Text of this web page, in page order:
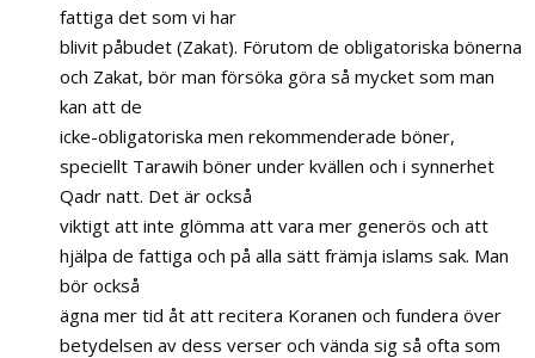
fattiga det som vi har
blivit påbudet (Zakat). Förutom de obligatoriska bönerna
och Zakat, bör man försöka göra så mycket som man
kan att de
icke-obligatoriska men rekommenderade böner,
speciellt Tarawih böner under kvällen och i synnerhet
Qadr natt. Det är också
viktigt att inte glömma att vara mer generös och att
hjälpa de fattiga och på alla sätt främja islams sak. Man
bör också
ägna mer tid åt att recitera Koranen och fundera över
betydelsen av dess verser och vända sig så ofta som